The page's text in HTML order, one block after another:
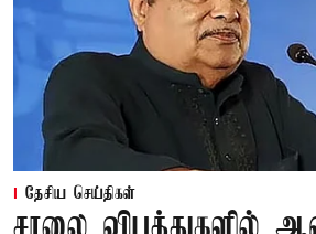
தேசிய செய்திகள்